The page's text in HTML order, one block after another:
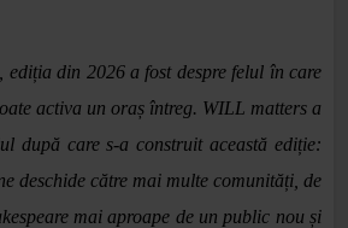
ediția din 2026 a fost despre felul în care
activa un oraș întreg. WILL matters a
după care s-a construit această ediție:
deschide către mai multe comunități, de
mai aproape de un public nou și